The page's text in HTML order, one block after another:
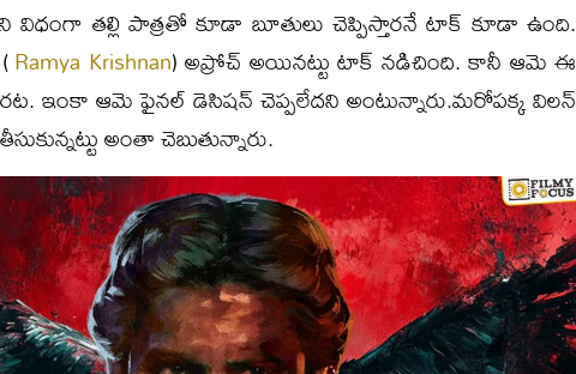
విధంగా తల్లి పాత్రతో కూడా బూతులు చెప్పిస్తారనే టాక్ కూడా ఉంది.
Ramya Krishnan) అప్రోచ్ అయినట్టు టాక్ నడిచింది. కానీ ఆమె ఈ
ఇంకా ఆమె ఫైనల్ డెసిషన్ చెప్పలేదని అంటున్నారు.మరోపక్క విలన్
అంతా చెబుతున్నారు.